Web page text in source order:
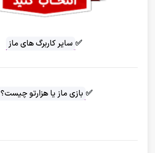
✅ سایر کاربرگ های ماز
✅ بازی ماز یا هزارتو چیست؟